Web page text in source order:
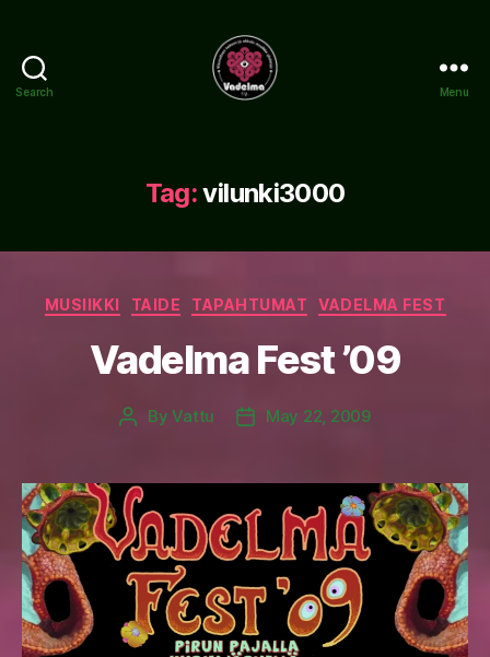
Search Menu
Tag:vilunki3000
Categories
MUSIIKKI TAIDE TAPAHTUMAT VADELMA FEST
Vadelma Fest ’09
PostByVattu
PostMay 22, 2009